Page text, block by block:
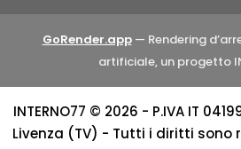
GoRender.app— Rendering
artificiale, un progetto
INTERNO77 © 2026 - P.IVA IT
Livenza (TV) - Tutti i diritti sono